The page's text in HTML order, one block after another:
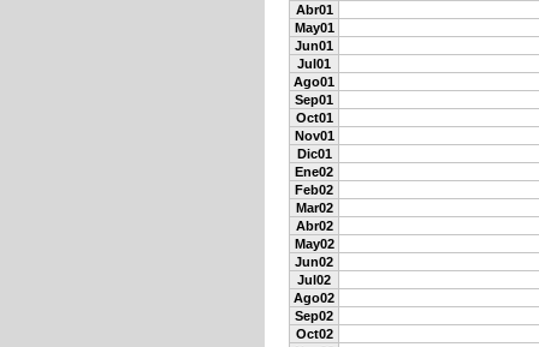
Abr01
May01
Jun01
Jul01
Ago01
Sep01
Oct01
Nov01
Dic01
Ene02
Feb02
Mar02
Abr02
May02
Jun02
Jul02
Ago02
Sep02
Oct02